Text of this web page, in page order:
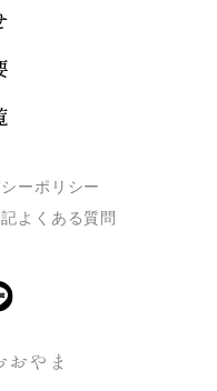
ーポリシー
よくある質問
やま